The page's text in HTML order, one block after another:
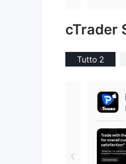
cTrader
Tutto 2